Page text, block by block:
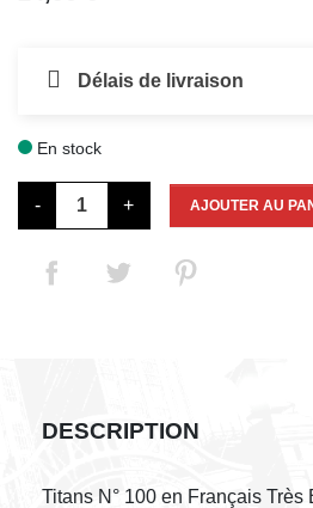
Délais de livraison
En stock
- + AJOUTER AU
DESCRIPTION
Titans N° 100 en Français Très